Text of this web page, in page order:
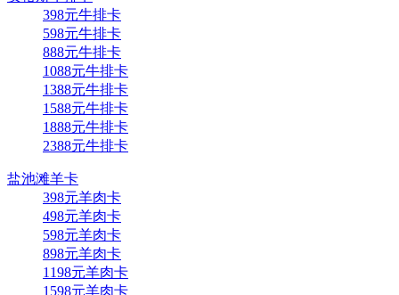
398元牛排卡
598元牛排卡
888元牛排卡
1088元牛排卡
1388元牛排卡
1588元牛排卡
1888元牛排卡
2388元牛排卡
盐池滩羊卡
398元羊肉卡
498元羊肉卡
598元羊肉卡
898元羊肉卡
1198元羊肉卡
1598元羊肉卡